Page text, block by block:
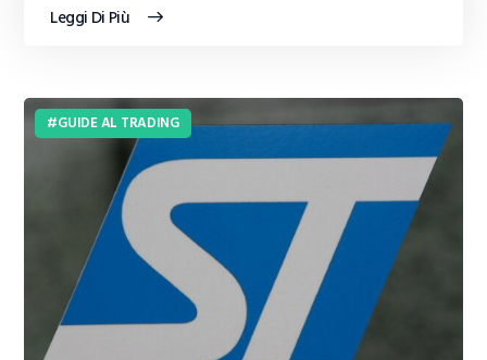
Leggi Di Più
GUIDE AL TRADING